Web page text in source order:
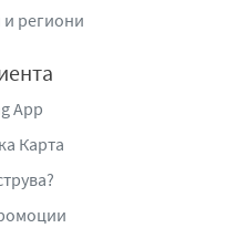
спътник в забързаното
ЕООД, село Бенковски,
региони
App
Карта